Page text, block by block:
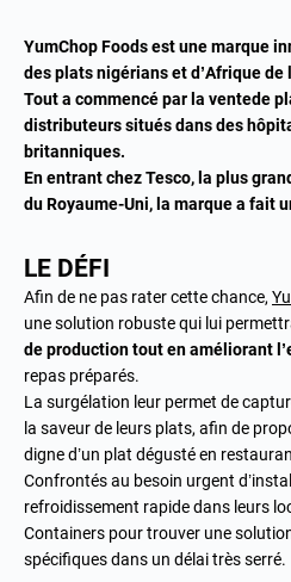
YumChop Foods est une marque
des plats nigérians et d’Afrique de
Tout a commencé par la ventede
distributeurs situés dans des
britanniques.
En entrant chez Tesco, la plus
du Royaume-Uni, la marque a fait
LE DÉFI
Afin de ne pas rater cette chance,
une solution robuste qui lui
de production tout en améliorant
repas préparés.
La surgélation leur permet de
la saveur de leurs plats, afin de
digne d’un plat dégusté en
Confrontés au besoin urgent
refroidissement rapide dans leurs
Containers pour trouver une
spécifiques dans un délai très serré.